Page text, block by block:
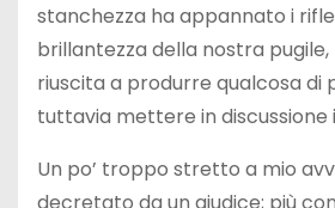
stanchezza ha appannato i
brillantezza della nostra pugile,
riuscita a produrre qualcosa di
tuttavia mettere in discussione
Un po’ troppo stretto a mio
decretato da un giudice; più